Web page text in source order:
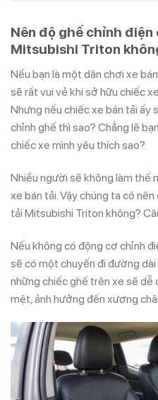
Nên độ ghế chỉnh điện
Mitsubishi Triton
Nếu bạn là một dân chơi xe
sẽ rất vui vẻ khi sở hữu chiếc
Nhưng nếu chiếc xe bán tải ấy
chỉnh ghế thì sao? Chẳng lẽ
chiếc xe mình yêu thích sao?
Nhiều người sẽ không làm thế
xe bán tải. Vậy chúng ta có
tải Mitsubishi Triton không?
Nếu không có động cơ chỉnh
sẽ có một chuyến đi đường
những chiếc ghế trên xe sẽ dễ
mệt, ảnh hưởng đến xương